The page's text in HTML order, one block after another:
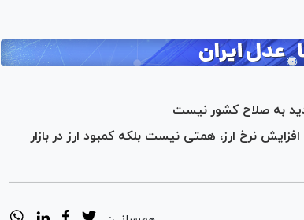
به صلاح کشور نیست
نرخ ارز، همتی نیست بلکه کمبود ارز در بازار